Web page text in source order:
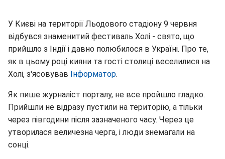
У Києві на території Льодового стадіону 9 червня
відбувся знаменитий фестиваль Холі - свято, що
прийшло з Індії і давно полюбилося в Україні. Про те,
як в цьому році кияни та гості столиці веселилися на
Холі, з'ясовував Інформатор.
Як пише журналіст порталу, не все пройшло гладко.
Прийшли не відразу пустили на територію, а тільки
через півгодини після зазначеного часу. Через це
утворилася величезна черга, і люди знемагали на
сонці.